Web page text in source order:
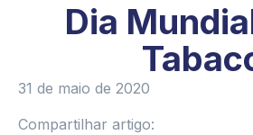
Dia
31 de maio de 2020
Compartilhar artigo: